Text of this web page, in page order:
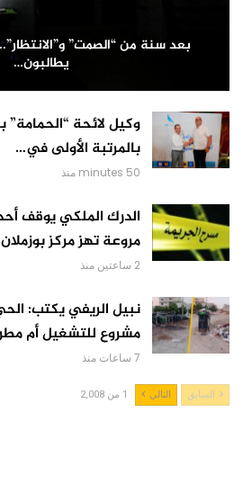
بعد سنة من “الصمت”
يطالبون…
وكيل لائحة
بالمرتبة الأولى في…
50 minutes منذ
الدرك الملكي يوقف
مروعة تهز مركز بوزملان
2 ساعتين منذ
نبيل الريفي يكتب:
مشروع للتشغيل أم
7 ساعات منذ
السابق التالي 1 من 2,008